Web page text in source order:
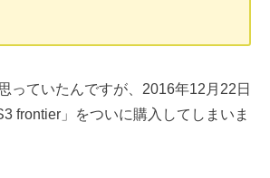
っていたんですが、2016年12月22日
frontier」をついに購入してしまいま